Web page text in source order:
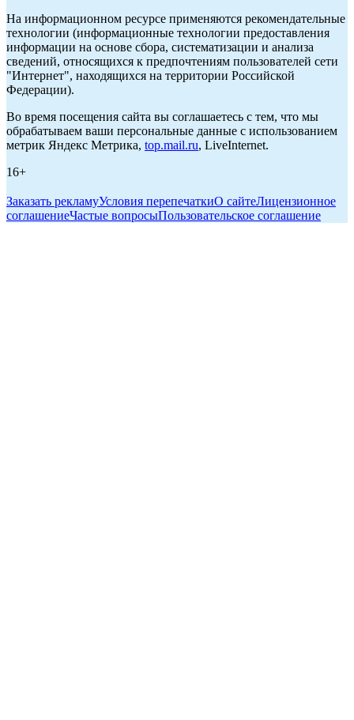
На информационном ресурсе применяются рекомендательные
технологии (информационные технологии предоставления
информации на основе сбора, систематизации и анализа
сведений, относящихся к предпочтениям пользователей сети
"Интернет", находящихся на территории Российской
Федерации).
Во время посещения сайта вы соглашаетесь с тем, что мы
обрабатываем ваши персональные данные с использованием
метрик Яндекс Метрика, top.mail.ru, LiveInternet.
16+
Заказать рекламуУсловия перепечаткиО сайтеЛицензионное
соглашениеЧастые вопросыПользовательское соглашение